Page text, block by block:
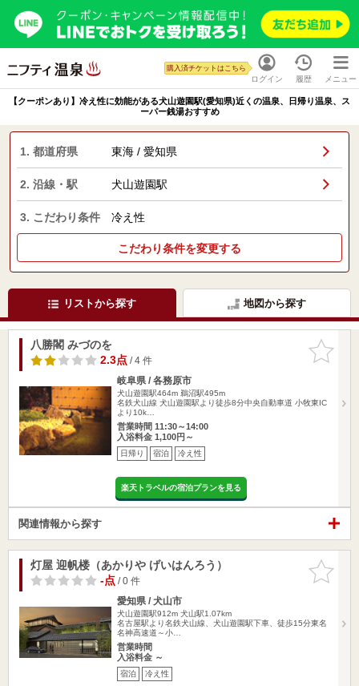
ログイン
購入済チケットはこちら
履歴 メニュー
【クーポンあり】冷え性に効能がある犬山遊園駅(愛知県)近くの温泉、日帰り温泉、ス
ーパー銭湯おすすめ
1. 都道府県 東海 / 愛知県
2. 沿線・駅 犬山遊園駅
3. こだわり条件 冷え性
こだわり条件を変更する
リストから探す 地図から探す
お気に入
りに追加
八勝閣 みづのを
2.3点/ 4 件
岐阜県 / 各務原市
犬山遊園駅464m 鵜沼駅495m
名鉄犬山線 犬山遊園駅より徒歩8分中央自動車道 小牧東IC
より10k…
営業時間 11:30～14:00
入浴料金 1,100円～
日帰り 宿泊 冷え性
楽天トラベルの宿泊プランを見る
関連情報から探す
お気に入
りに追加
灯屋 迎帆楼（あかりや げいはんろう）
-点/ 0 件
愛知県 / 犬山市
犬山遊園駅912m 犬山駅1.07km
名古屋駅より名鉄犬山線、犬山遊園駅下車、徒歩15分東名
名神高速道～小…
営業時間
入浴料金 ～
宿泊 冷え性